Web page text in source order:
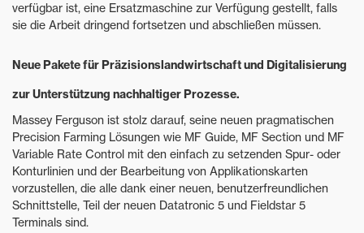
verfügbar ist, eine Ersatzmaschine zur Verfügung gestellt, falls
sie die Arbeit dringend fortsetzen und abschließen müssen.
Neue Pakete für Präzisionslandwirtschaft und Digitalisierung
zur Unterstützung nachhaltiger Prozesse.
Massey Ferguson ist stolz darauf, seine neuen pragmatischen
Precision Farming Lösungen wie MF Guide, MF Section und MF
Variable Rate Control mit den einfach zu setzenden Spur- oder
Konturlinien und der Bearbeitung von Applikationskarten
vorzustellen, die alle dank einer neuen, benutzerfreundlichen
Schnittstelle, Teil der neuen Datatronic 5 und Fieldstar 5
Terminals sind.